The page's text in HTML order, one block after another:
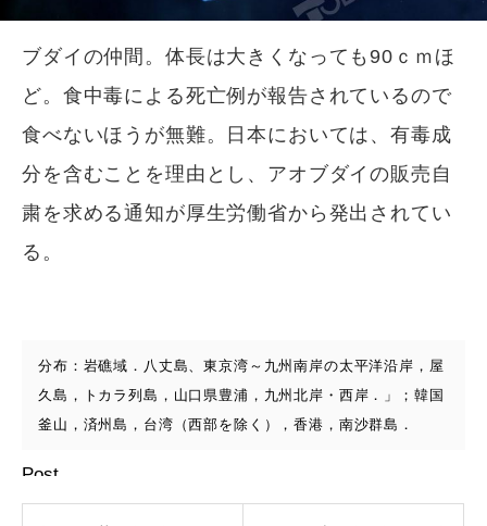
ブダイの仲間。体長は大きくなっても90ｃｍほ
ど。食中毒による死亡例が報告されているので
食べないほうが無難。日本においては、有毒成
分を含むことを理由とし、アオブダイの販売自
粛を求める通知が厚生労働省から発出されてい
る。
分布：岩礁域．八丈島、東京湾～九州南岸の太平洋沿岸，屋
久島，トカラ列島，山口県豊浦，九州北岸・西岸．」；韓国
釜山，済州島，台湾（西部を除く），香港，南沙群島．
Post